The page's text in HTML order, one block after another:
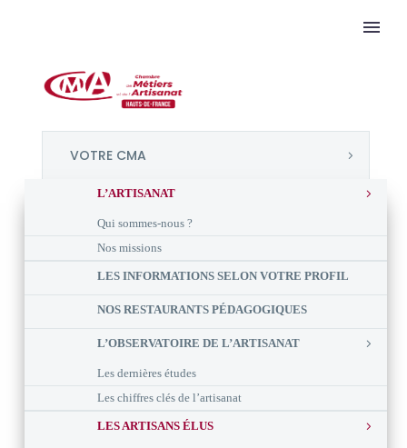
VOTRE CMA
L’ARTISANAT
Qui sommes-nous ?
Nos missions
LES INFORMATIONS SELON VOTRE PROFIL
NOS RESTAURANTS PÉDAGOGIQUES
L’OBSERVATOIRE DE L’ARTISANAT
Les dernières études
Les chiffres clés de l’artisanat
LES ARTISANS ÉLUS